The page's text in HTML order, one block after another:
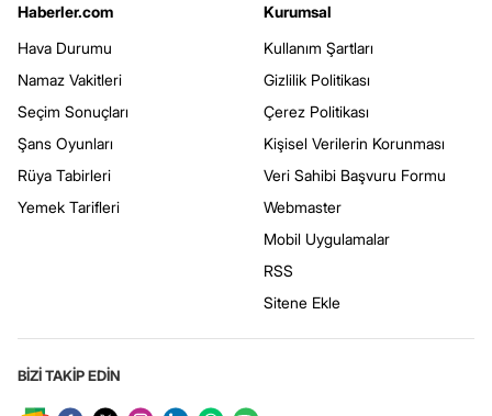
Haberler.com
Hava Durumu
Namaz Vakitleri
Seçim Sonuçları
Şans Oyunları
Rüya Tabirleri
Yemek Tarifleri
Kurumsal
Kullanım Şartları
Gizlilik Politikası
Çerez Politikası
Kişisel Verilerin Korunması
Veri Sahibi Başvuru Formu
Webmaster
Mobil Uygulamalar
RSS
Sitene Ekle
BİZİ TAKİP EDİN